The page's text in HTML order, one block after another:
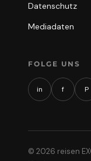
Datenschutz
Mediadaten
FOLGE UNS
in f P
© 2026 reisen